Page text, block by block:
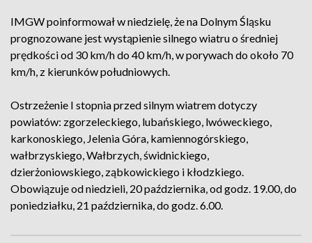
IMGW poinformował w niedzielę, że na Dolnym Śląsku
prognozowane jest wystąpienie silnego wiatru o średniej
prędkości od 30 km/h do 40 km/h, w porywach do około 70
km/h, z kierunków południowych.
Ostrzeżenie I stopnia przed silnym wiatrem dotyczy
powiatów: zgorzeleckiego, lubańskiego, lwóweckiego,
karkonoskiego, Jelenia Góra, kamiennogórskiego,
wałbrzyskiego, Wałbrzych, świdnickiego,
dzierżoniowskiego, ząbkowickiego i kłodzkiego.
Obowiązuje od niedzieli, 20 października, od godz. 19.00, do
poniedziałku, 21 października, do godz. 6.00.